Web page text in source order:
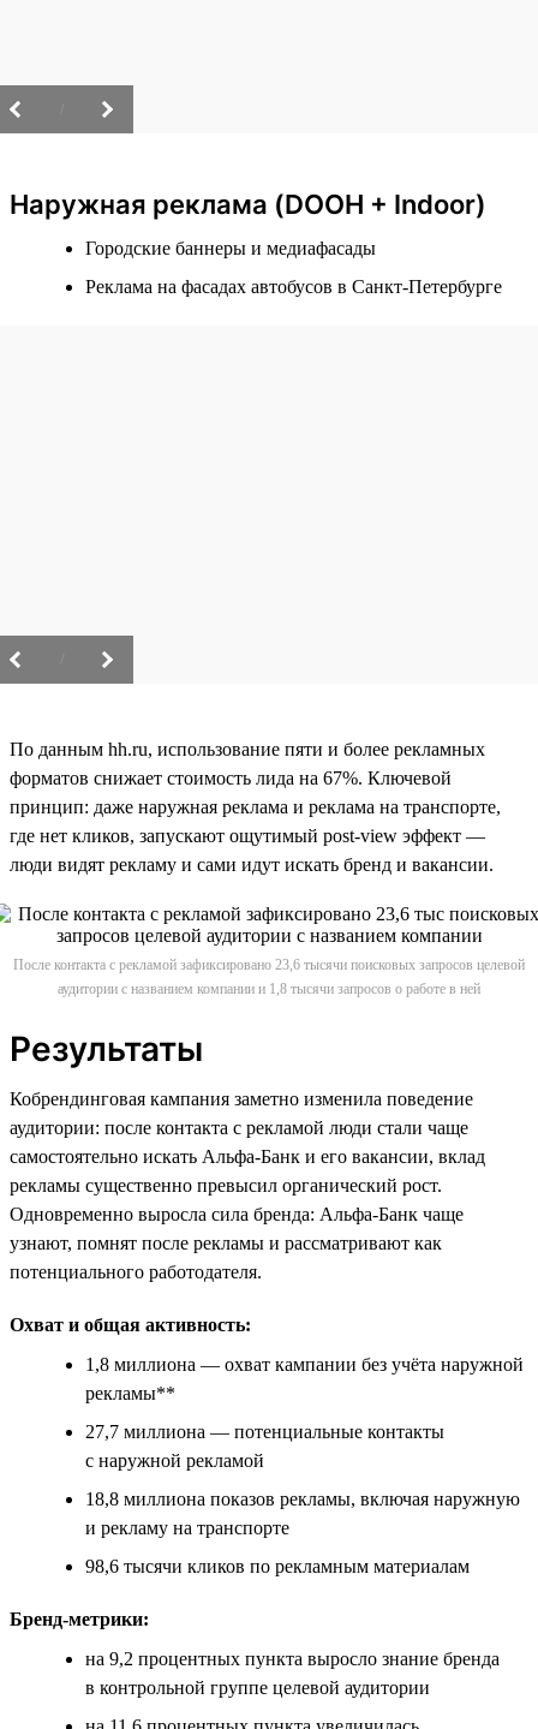
Наружная реклама (DOOH + Indoor)
Городские баннеры и медиафасады
Реклама на фасадах автобусов в Санкт-Петербурге
По данным hh.ru, использование пяти и более рекламных
форматов снижает стоимость лида на 67%. Ключевой
принцип: даже наружная реклама и реклама на транспорте,
где нет кликов, запускают ощутимый post-view эффект —
люди видят рекламу и сами идут искать бренд и вакансии.
После контакта с рекламой зафиксировано 23,6 тысячи поисковых запросов целевой
аудитории с названием компании и 1,8 тысячи запросов о работе в ней
Результаты
Кобрендинговая кампания заметно изменила поведение
аудитории: после контакта с рекламой люди стали чаще
самостоятельно искать Альфа-Банк и его вакансии, вклад
рекламы существенно превысил органический рост.
Одновременно выросла сила бренда: Альфа-Банк чаще
узнают, помнят после рекламы и рассматривают как
потенциального работодателя.
Охват и общая активность:
1,8 миллиона — охват кампании без учёта наружной
рекламы**
27,7 миллиона — потенциальные контакты
с наружной рекламой
18,8 миллиона показов рекламы, включая наружную
и рекламу на транспорте
98,6 тысячи кликов по рекламным материалам
Бренд-метрики:
на 9,2 процентных пункта выросло знание бренда
в контрольной группе целевой аудитории